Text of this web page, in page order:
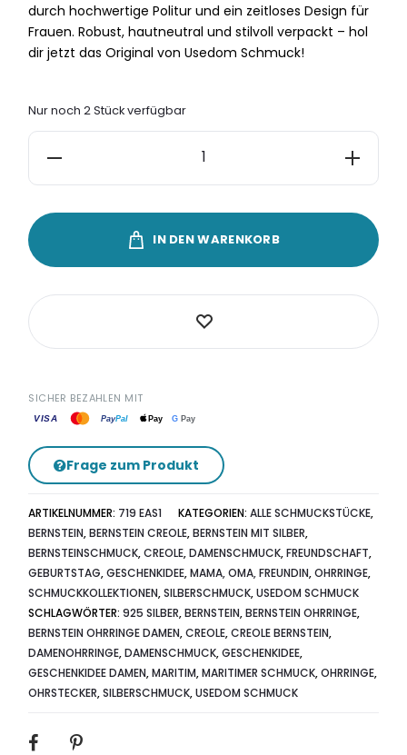
durch hochwertige Politur und ein zeitloses Design für
Frauen. Robust, hautneutral und stilvoll verpackt – hol
dir jetzt das Original von Usedom Schmuck!
Nur noch 2 Stück verfügbar
925
Cognac
Menge
IN DEN WARENKORB
SICHER BEZAHLEN MIT
VISA PayPal Pay G Pay
Frage zum Produkt
ARTIKELNUMMER: 719 EAS1 KATEGORIEN:ALLE SCHMUCKSTÜCKE,
BERNSTEIN,BERNSTEIN CREOLE,BERNSTEIN MIT SILBER,
BERNSTEINSCHMUCK,CREOLE,DAMENSCHMUCK,FREUNDSCHAFT,
GEBURTSTAG,GESCHENKIDEE,MAMA, OMA, FREUNDIN,OHRRINGE,
SCHMUCKKOLLEKTIONEN,SILBERSCHMUCK,USEDOM SCHMUCK
SCHLAGWÖRTER:925 SILBER,BERNSTEIN,BERNSTEIN OHRRINGE,
BERNSTEIN OHRRINGE DAMEN,CREOLE,CREOLE BERNSTEIN,
DAMENOHRRINGE,DAMENSCHMUCK,GESCHENKIDEE,
GESCHENKIDEE DAMEN,MARITIM,MARITIMER SCHMUCK,OHRRINGE,
OHRSTECKER,SILBERSCHMUCK,USEDOM SCHMUCK
SHARE